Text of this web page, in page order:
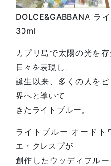
DOLCE&GABBANA ラ
30ml
カプリ島で太陽の光を
日々を表現し、
誕生以来、多くの人を
界へと導いて
きたライトブルー。
ライトブルー オードト
エ・クレスプが
創作したウッディフル